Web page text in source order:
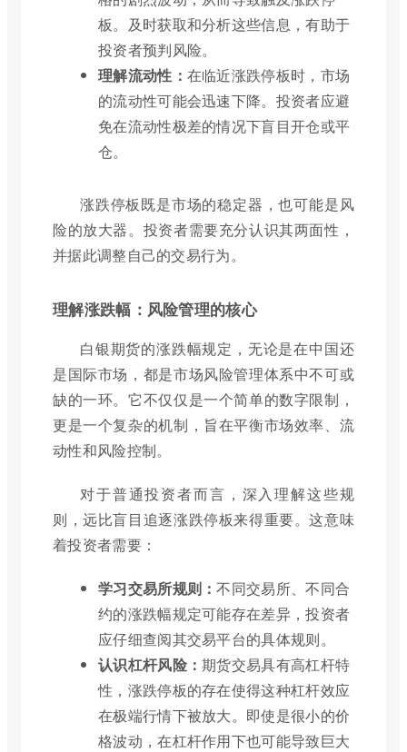
板。及时获取和分析这些信息，有助于
投资者预判风险。
理解流动性： 在临近涨跌停板时，市场
的流动性可能会迅速下降。投资者应避
免在流动性极差的情况下盲目开仓或平
仓。
涨跌停板既是市场的稳定器，也可能是风
险的放大器。投资者需要充分认识其两面性，
并据此调整自己的交易行为。
理解涨跌幅：风险管理的核心
白银期货的涨跌幅规定，无论是在中国还
是国际市场，都是市场风险管理体系中不可或
缺的一环。它不仅仅是一个简单的数字限制，
更是一个复杂的机制，旨在平衡市场效率、流
动性和风险控制。
对于普通投资者而言，深入理解这些规
则，远比盲目追逐涨跌停板来得重要。这意味
着投资者需要：
学习交易所规则：不同交易所、不同合
约的涨跌幅规定可能存在差异，投资者
应仔细查阅其交易平台的具体规则。
认识杠杆风险：期货交易具有高杠杆特
性，涨跌停板的存在使得这种杠杆效应
在极端行情下被放大。即使是很小的价
格波动，在杠杆作用下也可能导致巨大